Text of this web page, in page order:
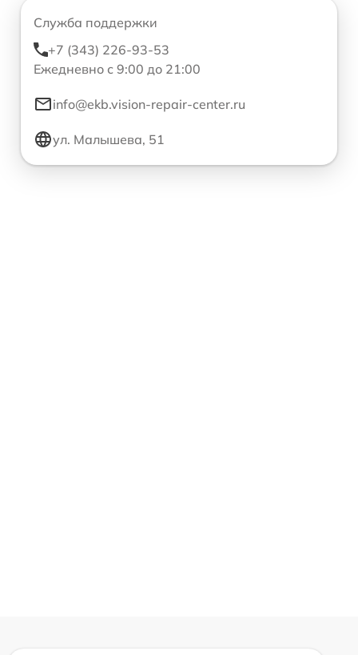
Служба поддержки
+7 (343) 226-93-53
Ежедневно с 9:00 до 21:00
info@ekb.vision-repair-center.ru
ул. Малышева, 51